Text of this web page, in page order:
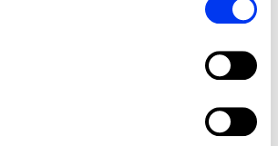
adidas de alta qualidade
calçado, roupa e acessórios
amadores até jogadores